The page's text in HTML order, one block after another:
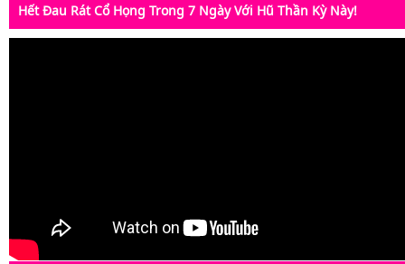
Hết Đau Rát Cổ Họng Trong 7 Ngày Với Hũ Thần Kỳ Này!